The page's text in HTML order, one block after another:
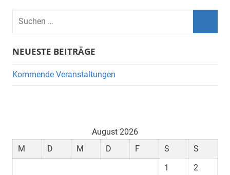
Suchen
nach:
NEUESTE BEITRÄGE
Kommende Veranstaltungen
August 2026
M
D M D F S
S
1
2